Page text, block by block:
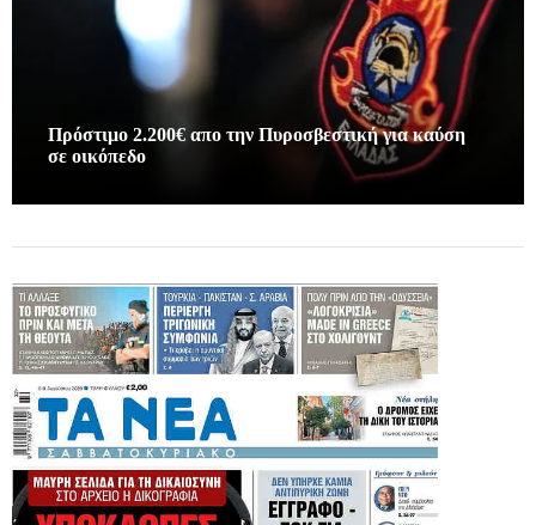
Πρόστιμο 2.200€ απο την Πυροσβεστική για καύση
σε οικόπεδο